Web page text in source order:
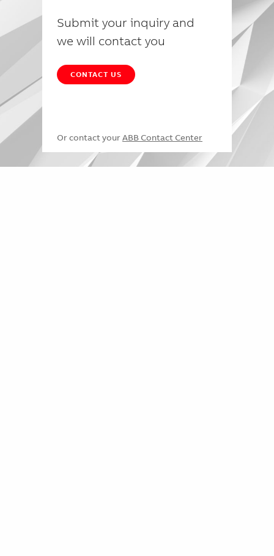
Submit your inquiry and
we will contact you
CONTACT US
Or contact your ABB Contact Center